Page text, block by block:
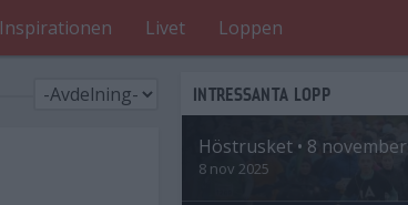
Inspirationen Livet Loppen
INTRESSANTA LOPP
Höstrusket • 8 november
8 nov 2025